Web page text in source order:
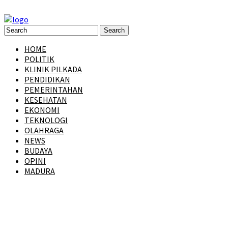
HOME
POLITIK
KLINIK PILKADA
PENDIDIKAN
PEMERINTAHAN
KESEHATAN
EKONOMI
TEKNOLOGI
OLAHRAGA
NEWS
BUDAYA
OPINI
MADURA